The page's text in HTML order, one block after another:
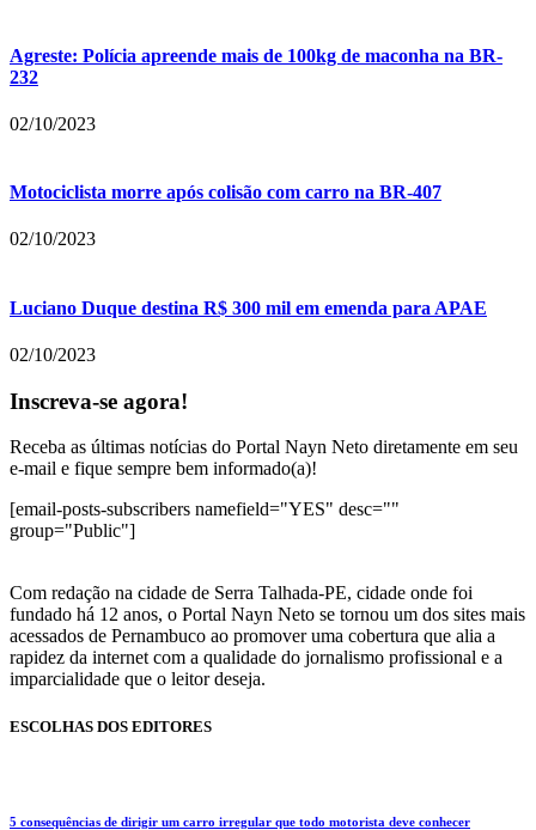
Agreste: Polícia apreende mais de 100kg de maconha na BR-
232
02/10/2023
Motociclista morre após colisão com carro na BR-407
02/10/2023
Luciano Duque destina R$ 300 mil em emenda para APAE
02/10/2023
Inscreva-se agora!
Receba as últimas notícias do Portal Nayn Neto diretamente em seu
e-mail e fique sempre bem informado(a)!
[email-posts-subscribers namefield="YES" desc=""
group="Public"]
Com redação na cidade de Serra Talhada-PE, cidade onde foi
fundado há 12 anos, o Portal Nayn Neto se tornou um dos sites mais
acessados de Pernambuco ao promover uma cobertura que alia a
rapidez da internet com a qualidade do jornalismo profissional e a
imparcialidade que o leitor deseja.
ESCOLHAS DOS EDITORES
5 consequências de dirigir um carro irregular que todo motorista deve conhecer